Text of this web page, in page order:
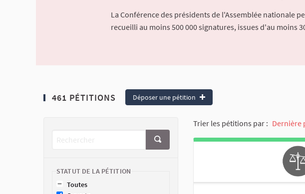
La Conférence des présidents de l'Assemblée nationale
recueilli au moins 500 000 signatures, issues d'au moins
461 PÉTITIONS Déposer une pétition
STATUT DE LA PÉTITION
Toutes
Trier les pétitions par : Dernière